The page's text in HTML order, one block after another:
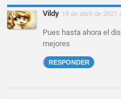
Vildy 18 de abril de 2021
Pues hasta ahora el
mejores
RESPONDER